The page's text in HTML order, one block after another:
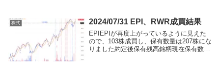
して、30株を成売りし、+151,114円の利...
株式 2024/07/31 EPI、RWR成買結果
EPIEPIが再度上がっているように見えた
ので、103株成買し、保有数量は207株にな
りました約定後保有残高銘柄現在保有数量